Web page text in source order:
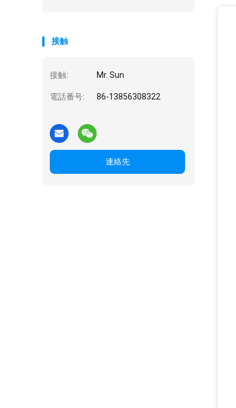
接触
接触: Mr. Sun
電話番号: 86-13856308322
連絡先